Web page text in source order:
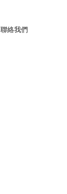
聯絡我們